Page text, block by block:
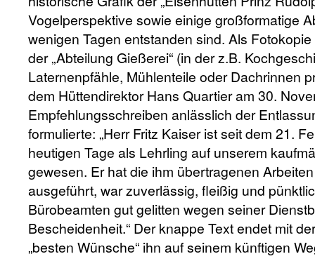
Vogelperspektive sowie einige großformatige
wenigen Tagen entstanden sind. Als
der „Abteilung Gießerei“ (in der z.B.
Laternenpfähle, Mühlenteile oder Dachrinnen
dem Hüttendirektor Hans Quartier am 30.
Empfehlungsschreiben anlässlich der
formulierte: „Herr Fritz Kaiser ist seit dem 21.
heutigen Tage als Lehrling auf unserem
gewesen. Er hat die ihm übertragenen
ausgeführt, war zuverlässig, fleißig und
Bürobeamten gut gelitten wegen seiner
Bescheidenheit.“ Der knappe Text endet mit
„besten Wünsche“ ihn auf seinem künftigen